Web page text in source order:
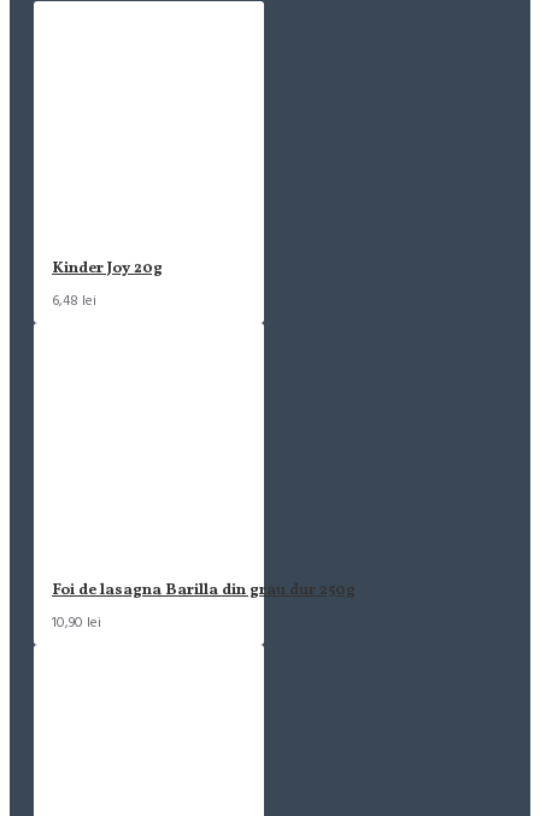
Kinder Joy 20g
6,48 lei
Foi de lasagna Barilla din grau dur 250g
10,90 lei